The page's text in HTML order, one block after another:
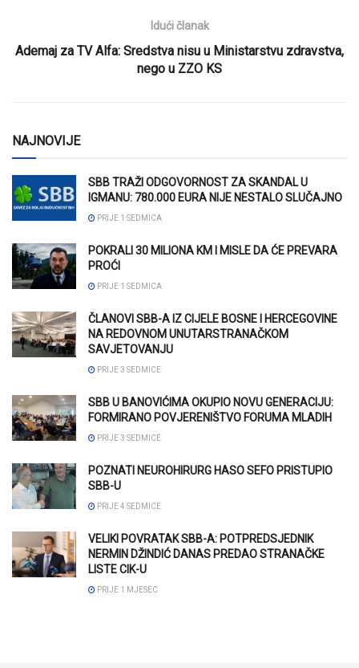
Idući članak
Ademaj za TV Alfa: Sredstva nisu u Ministarstvu zdravstva,
nego u ZZO KS
NAJNOVIJE
SBB TRAŽI ODGOVORNOST ZA SKANDAL U
IGMANU: 780.000 EURA NIJE NESTALO SLUČAJNO
PRIJE 1 SEDMICA
POKRALI 30 MILIONA KM I MISLE DA ĆE PREVARA
PROĆI
PRIJE 1 SEDMICA
ČLANOVI SBB-A IZ CIJELE BOSNE I HERCEGOVINE
NA REDOVNOM UNUTARSTRANAČKOM
SAVJETOVANJU
PRIJE 3 SEDMICE
SBB U BANOVIĆIMA OKUPIO NOVU GENERACIJU:
FORMIRANO POVJERENIŠTVO FORUMA MLADIH
PRIJE 3 SEDMICE
POZNATI NEUROHIRURG HASO SEFO PRISTUPIO
SBB-U
PRIJE 4 SEDMICE
VELIKI POVRATAK SBB-A: POTPREDSJEDNIK
NERMIN DŽINDIĆ DANAS PREDAO STRANAČKE
LISTE CIK-U
PRIJE 1 MJESEC